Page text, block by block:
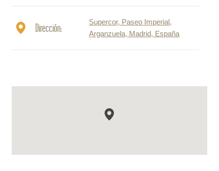
Dirección:
Supercor, Paseo Imperial,
Arganzuela, Madrid, España